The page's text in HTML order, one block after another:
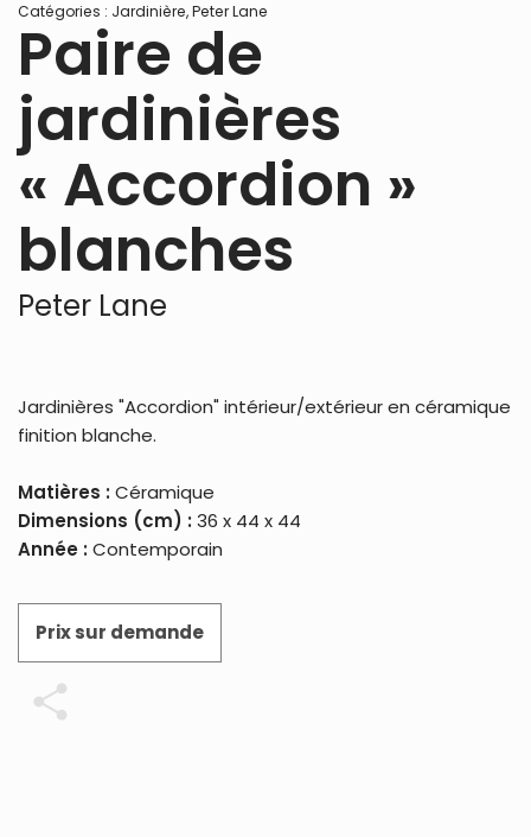
Catégories : Jardinière,Peter Lane
Paire de
jardinières
« Accordion »
blanches
Peter Lane
Jardinières "Accordion" intérieur/extérieur en céramique
finition blanche.
Matières : Céramique
Dimensions (cm) : 36 x 44 x 44
Année : Contemporain
Prix sur demande